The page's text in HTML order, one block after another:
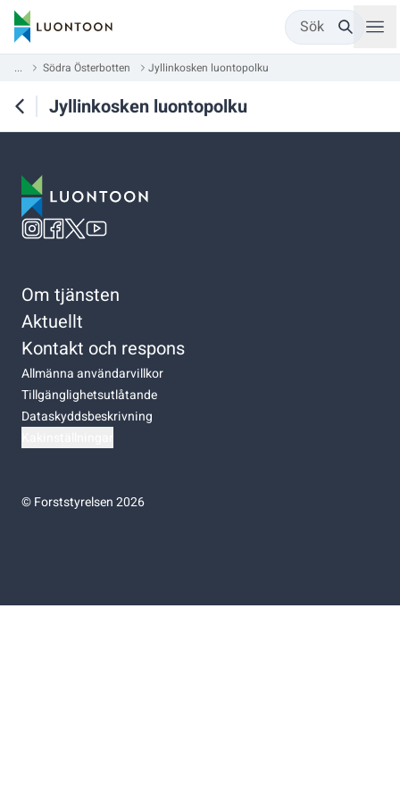
Sök
... Södra Österbotten Jyllinkosken luontopolku
Jyllinkosken luontopolku
Om tjänsten
Aktuellt
Kontakt och respons
Allmänna användarvillkor
Tillgänglighetsutlåtande
Dataskyddsbeskrivning
©Forststyrelsen 2026